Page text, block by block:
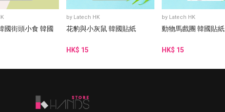
國街頭小食 韓國
by Latech HK
花豹與小灰鼠 韓國貼紙
HK$ 15
by Latech HK
動物馬戲團 韓國貼紙
HK$ 15